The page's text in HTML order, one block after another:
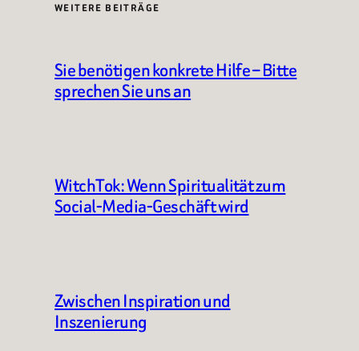
WEITERE BEITRÄGE
Sie benötigen konkrete Hilfe – Bitte
sprechen Sie uns an
WitchTok: Wenn Spiritualität zum
Social-Media-Geschäft wird
Zwischen Inspiration und
Inszenierung